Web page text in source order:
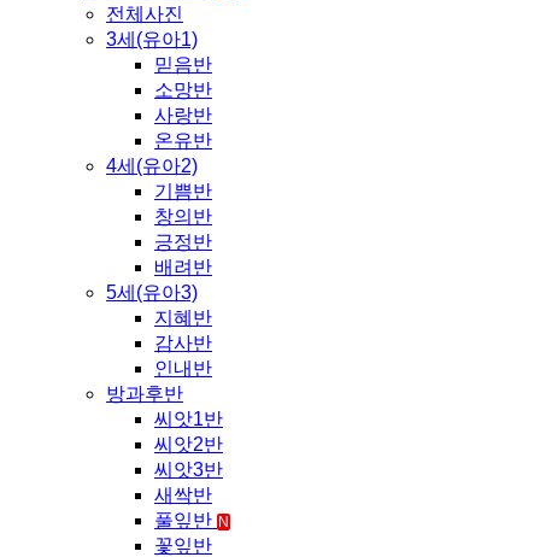
전체사진
3세(유아1)
믿음반
소망반
사랑반
온유반
4세(유아2)
기쁨반
창의반
긍정반
배려반
5세(유아3)
지혜반
감사반
인내반
방과후반
씨앗1반
씨앗2반
씨앗3반
새싹반
풀잎반 N
꽃잎반